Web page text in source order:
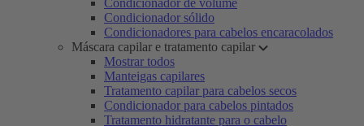
Condicionador de volume
Condicionador sólido
Condicionadores para cabelos encaracolados
Máscara capilar e tratamento capilar
Mostrar todos
Manteigas capilares
Tratamento capilar para cabelos secos
Condicionador para cabelos pintados
Tratamento hidratante para o cabelo